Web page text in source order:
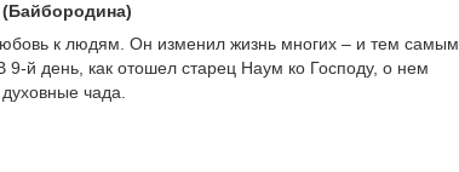
к людям. Он изменил жизнь многих – и тем самым
й день, как отошел старец Наум ко Господу, о нем
чада.